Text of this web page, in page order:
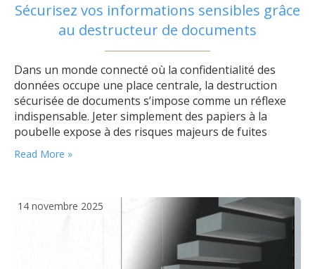
Sécurisez vos informations sensibles grâce
au destructeur de documents
Dans un monde connecté où la confidentialité des
données occupe une place centrale, la destruction
sécurisée de documents s’impose comme un réflexe
indispensable. Jeter simplement des papiers à la
poubelle expose à des risques majeurs de fuites
d’informations ou même d’usurpation d’identité. Pour
protéger efficacement ses documents personnels et
documents représente une solution fiable,
rassurante…
Read More »
14 novembre 2025